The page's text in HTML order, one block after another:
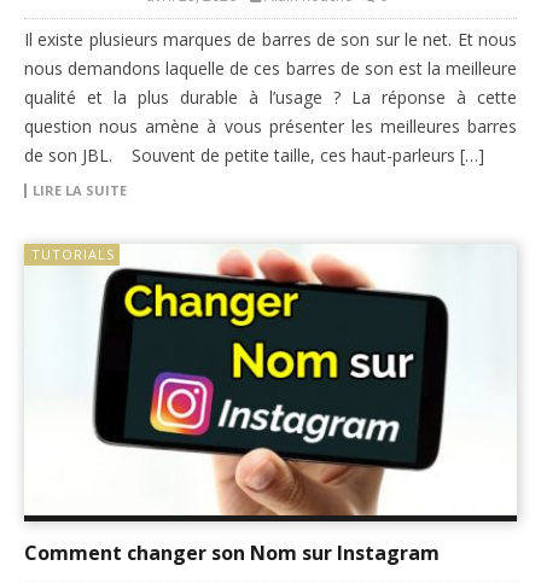
Il existe plusieurs marques de barres de son sur le net. Et nous
nous demandons laquelle de ces barres de son est la meilleure
qualité et la plus durable à l’usage ? La réponse à cette
question nous amène à vous présenter les meilleures barres
de son JBL. Souvent de petite taille, ces haut-parleurs […]
LIRE LA SUITE
TUTORIALS
Comment changer son Nom sur Instagram